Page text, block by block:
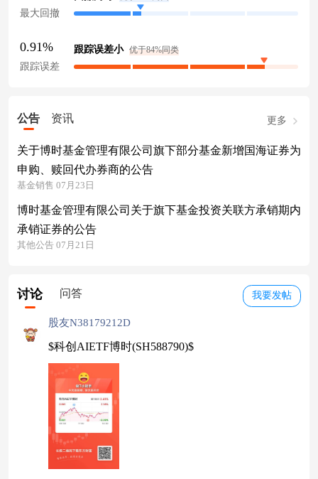
最大回撤
0.91%
跟踪误差
跟踪误差小 优于84%同类
公告 资讯 更多
关于博时基金管理有限公司旗下部分基金新增国海证券为
申购、赎回代办券商的公告
基金销售 07月23日
博时基金管理有限公司关于旗下基金投资关联方承销期内
承销证券的公告
其他公告 07月21日
我要发帖
讨论 问答
股友N38179212D
$科创AIETF博时(SH588790)$